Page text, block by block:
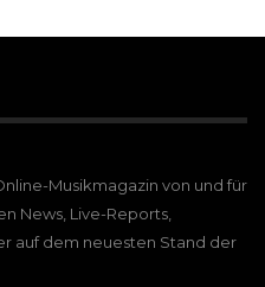
Musikmagazin von und für
News, Live-Reports,
auf dem neuesten Stand der